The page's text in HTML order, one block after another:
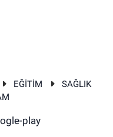
EĞİTİM
SAĞLIK